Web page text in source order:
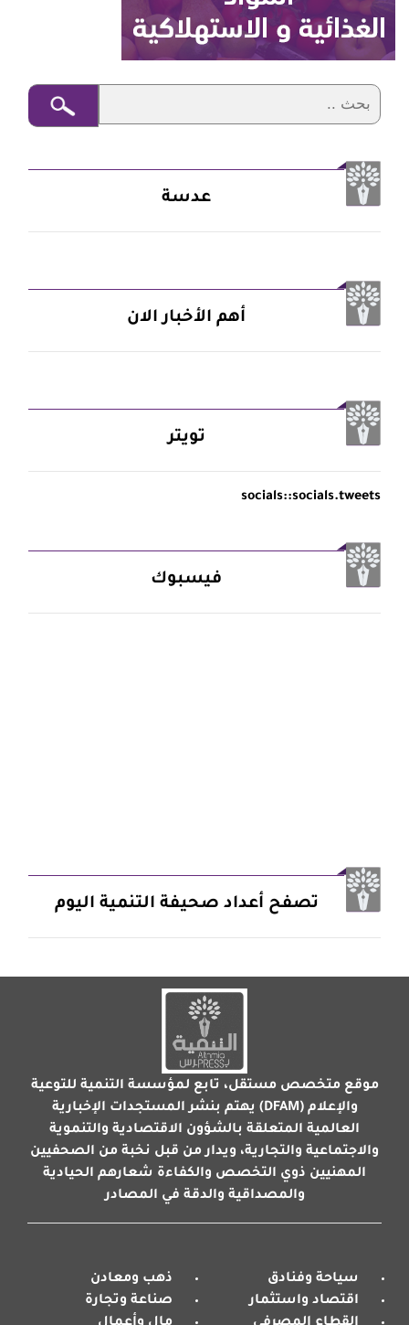
عدسة
أهم الأخبار الان
تويتر
socials::socials.tweets
فيسبوك
تصفح أعداد صحيفة التنمية اليوم
موقع متخصص مستقل، تابع لمؤسسة التنمية للتوعية
والإعلام (DFAM) يهتم بنشر المستجدات الإخبارية
العالمية المتعلقة بالشؤون الاقتصادية والتنموية
والاجتماعية والتجارية، ويدار من قبل نخبة من الصحفيين
المهنيين ذوي التخصص والكفاءة شعارهم الحيادية
والمصداقية والدقة في المصادر
سياحة وفنادق
ذهب ومعادن
اقتصاد واستثمار
صناعة وتجارة